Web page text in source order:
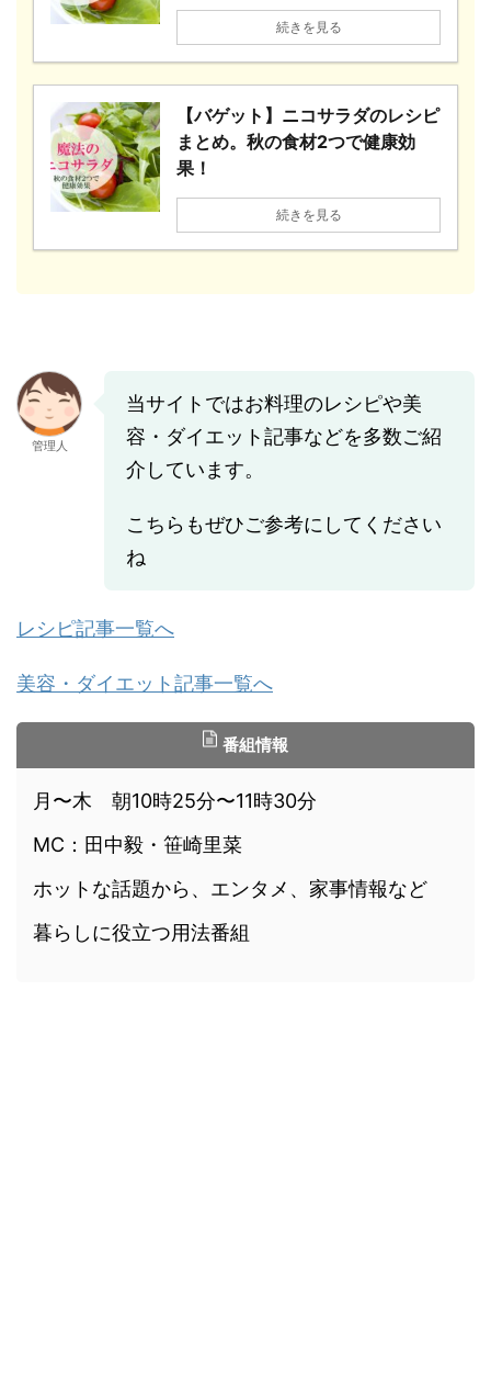
続きを見る
【バゲット】ニコサラダのレシピ
まとめ。秋の食材2つで健康効
果！
続きを見る
管理人
当サイトではお料理のレシピや美
容・ダイエット記事などを多数ご紹
介しています。
こちらもぜひご参考にしてください
ね
レシピ記事一覧へ
美容・ダイエット記事一覧へ
番組情報
月〜木 朝10時25分〜11時30分
MC：田中毅・笹崎里菜
ホットな話題から、エンタメ、家事情報など
暮らしに役立つ用法番組